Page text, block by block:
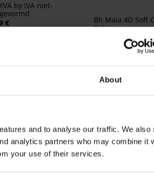
About
and to analyse our traffic. We also
analytics partners who may combine it
your use of their services.
by IVA niet-
€
Bh Maia 4D Soft
Deluxe
code: BRA20